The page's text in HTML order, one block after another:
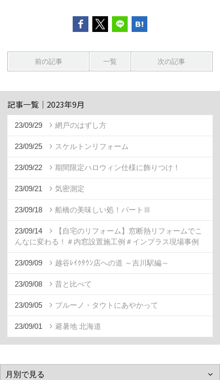
前の記事 一覧 次の記事
記事一覧｜2023年9月
23/09/29 網戸のはずし方
23/09/25 スケルトンリフォーム
23/09/22 期間限定ハロウィン仕様に飾りつけ！
23/09/21 気密測定
23/09/18 船橋の美味しい処！パートⅢ
23/09/14
【自宅のリフォーム】窓断熱リフォームでこ
んなに変わる！＃内窓設置施工例＃インプラス現場事例
23/09/09 越谷ﾚｲｸﾀｳﾝ店への道 ～吉川駅編～
23/09/08 昔と比べて
23/09/05 ブルーノ・タウトにあやかって
23/09/01 避暑地 北海道